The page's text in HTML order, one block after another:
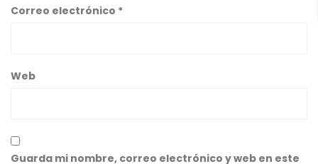
Correo electrónico *
Web
Guarda mi nombre, correo electrónico y web en este